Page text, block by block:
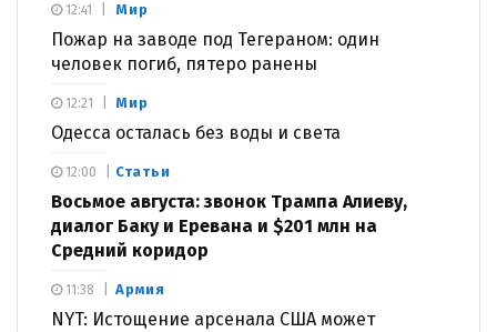
Мир
Пожар на заводе под Тегераном: один
человек погиб, пятеро ранены
12:41
Мир
Одесса осталась без воды и света
12:21
Статьи
Восьмое августа: звонок Трампа Алиеву,
диалог Баку и Еревана и $201 млн на
Средний коридор
12:00
Армия
NYT: Истощение арсенала США может
11:38